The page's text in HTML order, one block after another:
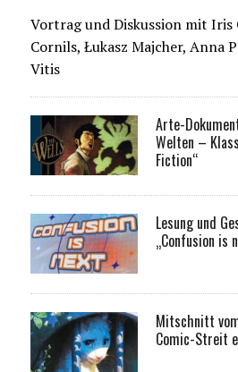
Vortrag und Diskussion mit Iris
Cornils, Łukasz Majcher, Anna
Vitis
Arte-
Welten –
Fiction“
Lesung und
„Confusion is
Mitschnitt
Comic-Streit